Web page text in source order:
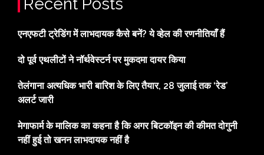
एनएफटी ट्रेडिंग में लाभदायक कैसे बनें? ये व्हेल की रणनीतियाँ हैं
दो पूर्व एथलीटों ने नॉर्थवेस्टर्न पर मुकदमा दायर किया
तेलंगाना अत्यधिक भारी बारिश के लिए तैयार, 28 जुलाई तक ‘रेड’
अलर्ट जारी
मेगाफार्म के मालिक का कहना है कि अगर बिटकॉइन की कीमत दोगुनी
नहीं हुई तो खनन लाभदायक नहीं है